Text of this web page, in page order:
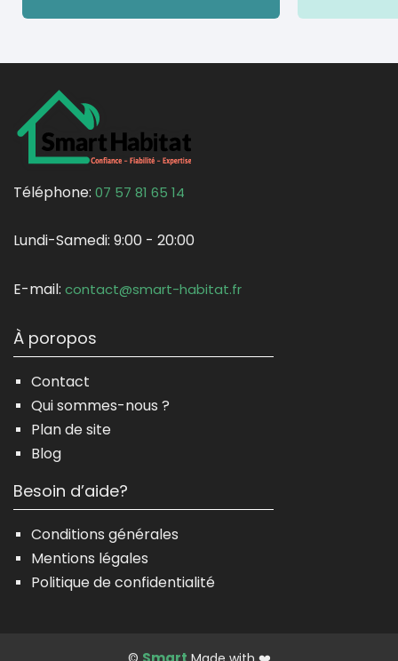
Téléphone: 07 57 81 65 14
Lundi-Samedi: 9:00 - 20:00
E-mail: contact@smart-habitat.fr
À poropos
Contact
Qui sommes-nous ?
Plan de site
Blog
Besoin d’aide?
Conditions générales
Mentions légales
Politique de confidentialité